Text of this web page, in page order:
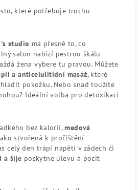
které potřebuje trochu
studio má přesně to, co
salon nabízí pestrou škálu
žena vybere tu pravou. Můžete
a anticelulitidní masáž, které
pokožku. Nebo snad toužíte
Ideální volba pro detoxikaci
bez kalorií,medová
stvořená k pročištění
celý den trápí napětí v zádech či
a šíje poskytne úlevu a pocit